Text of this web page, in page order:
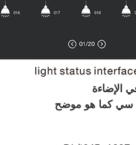
الإضاءة
كما هو موضح